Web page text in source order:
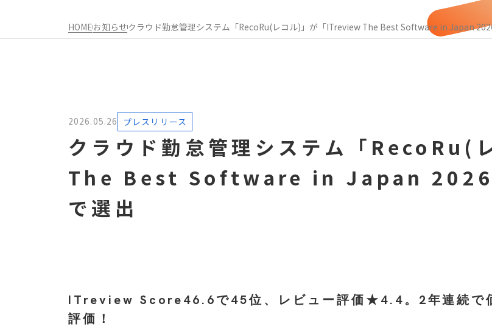
クラウド・パッケージ型システム構築支援
勤怠管理システムのレコル 物品・棚卸システム
企業理念
HOMEお知らせクラウド勤怠管理システム「RecoRu(レコル)」が「ITreview The Best Software in Japan
2026.05.26 プレスリリース
クラウド勤怠管理システム「
The Best Software in Japan 2026
で選出
ITreview Score46.6で45位、レビュー評価★4.4。2年連続で
評価！